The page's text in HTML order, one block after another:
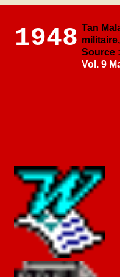
1948 Tan
Source
Vol. 9